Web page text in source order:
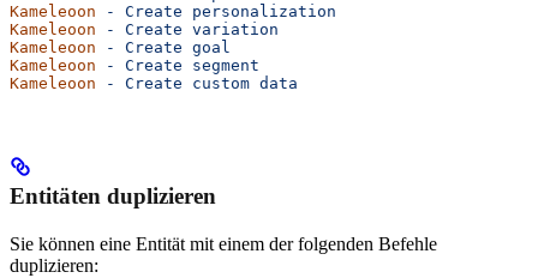
Kameleoon - Create personalization
Kameleoon - Create variation
Kameleoon - Create goal
Kameleoon - Create segment
Kameleoon - Create custom data
Entitäten duplizieren
Sie können eine Entität mit einem der folgenden Befehle
duplizieren: